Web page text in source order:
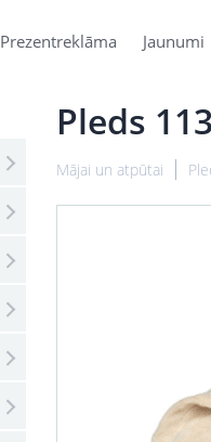
Prezentreklāma Jaunumi
Pleds
Mājai un atpūtai